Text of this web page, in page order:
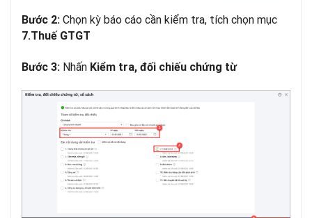
Bước 2: Chọn kỳ báo cáo cần kiểm tra, tích chọn mục
7.Thuế GTGT
Bước 3: Nhấn Kiểm tra, đối chiếu chứng từ